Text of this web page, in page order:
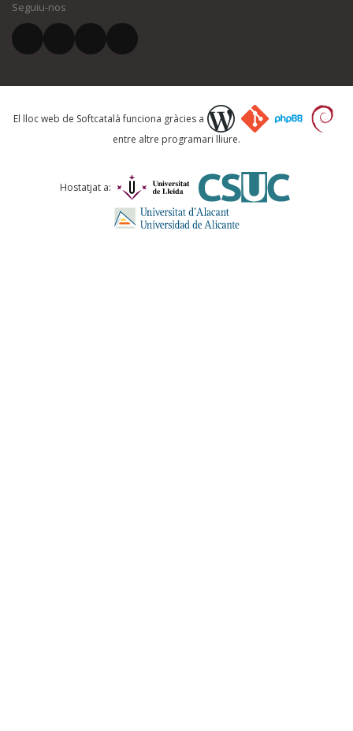
El vostre correu electrònic *
Què proposeu?
Comentari *
Seguiu-nos
El lloc web de Softcatalà funciona gràcies a
entre altre programari lliure.
Hostatjat a: